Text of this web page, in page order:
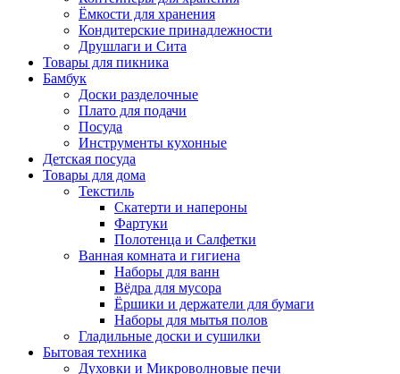
Ёмкости для хранения
Кондитерские принадлежности
Друшлаги и Сита
Товары для пикника
Бамбук
Доски разделочные
Плато для подачи
Посуда
Инструменты кухонные
Детская посуда
Товары для дома
Текстиль
Скатерти и напероны
Фартуки
Полотенца и Салфетки
Ванная комната и гигиена
Наборы для ванн
Вёдра для мусора
Ёршики и держатели для бумаги
Наборы для мытья полов
Гладильные доски и сушилки
Бытовая техника
Духовки и Микроволновые печи